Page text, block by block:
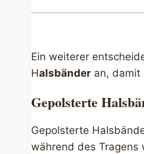
Ein weiterer
Halsbänder an, damit
Gepolsterte
Gepolsterte
während des Tragens